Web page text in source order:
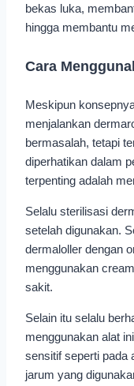
bekas luka,
hingga membantu
Cara
Meskipun
menjalankan
bermasalah, tetapi
diperhatikan dalam
terpenting adalah
Selalu sterilisasi
setelah digunakan.
dermaloller dengan
menggunakan
sakit.
Selain itu selalu
menggunakan alat
sensitif seperti pada
jarum yang